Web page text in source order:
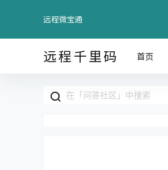
远程微宝通
远程千里码 首页